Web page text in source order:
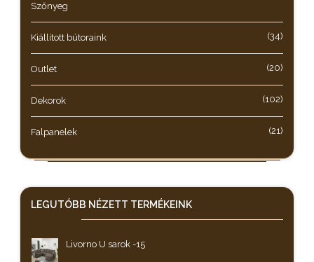
Szőnyeg
Kiállított bútoraink (34)
Outlet (20)
Dekorok (102)
Falpanelek (21)
LEGUTÓBB NÉZETT TERMÉKEINK
Livorno U sarok -15